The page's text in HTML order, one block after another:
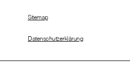
Sitemap
Datenschutzerklärung